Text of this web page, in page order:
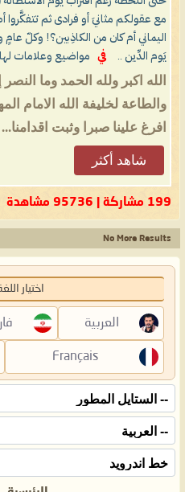
مع عقولكم مثانيَ أو فرادى ثم
اليماني أم كان من الكاذِبين؟! وكلّ
يَوم الدِّين ..
في مواضيع وعلامات لها
الله اكبر ولله الحمد وما
والطاعة لخليفة الله الامام
افرغ علينا صبرا وثبت اقدامنا...
شاهد أكثر
199 مشاركة | 95736 مشاهدة
No More Results
اختيار
العربية
Français